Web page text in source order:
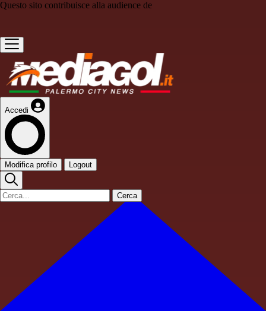
Questo sito contribuisce alla audience de
Accedi
Modifica profilo Logout
Cerca